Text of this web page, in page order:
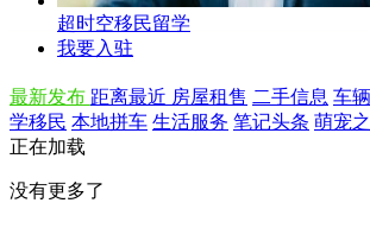
超时空移民留学
我要入驻
最新发布 距离最近 房屋租售 二手信息 车
学移民 本地拼车 生活服务 笔记头条 萌宠
正在加载
没有更多了